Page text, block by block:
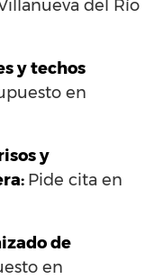
del Río
y techos
en
y
Pide cita en
de
en